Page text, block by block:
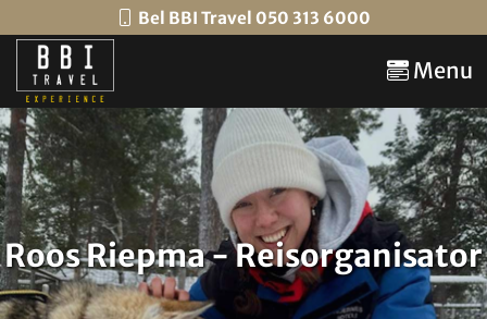
Bel BBI Travel 050 313 6000
Menu
Roos Riepma - Reisorganisator